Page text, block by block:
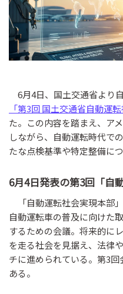
6月4日、国土交通省より
「第3回 国土交通省自動運
た。この内容を踏まえ、ア
しながら、自動運転時代で
たな点検基準や特定整備に
6月4日発表の第3回「自
「自動運転社会実現本部
自動運転車の普及に向けた
するための会議。将来的に
を走る社会を見据え、法律
チに進められている。第3
ある。